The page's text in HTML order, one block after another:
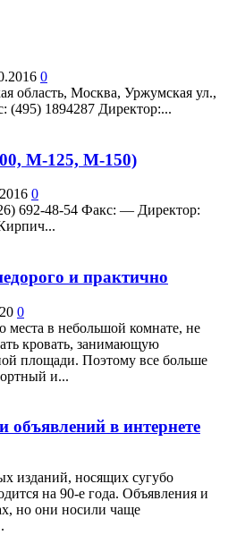
0
область, Москва, Уржумская ул.,
(495) 1894287 Директор:...
М-125, М-150)
0
692-48-54 Факс: — Директор:
и практично
0
места в небольшой комнате, не
кровать, занимающую
площади. Поэтому все больше
и...
объявлений в интернете
изданий, носящих сугубо
на 90-е года. Объявления и
но они носили чаще